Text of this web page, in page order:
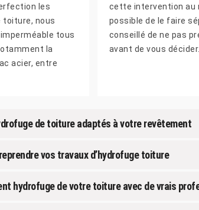
les
toiture, nous
tous
la
acier, entre
cette intervention au
possible de le faire
conseillé de ne pas
avant de vous décider.
de toiture adaptés à votre revêtement
vos travaux d’hydrofuge toiture
hydrofuge de votre toiture avec de vrais